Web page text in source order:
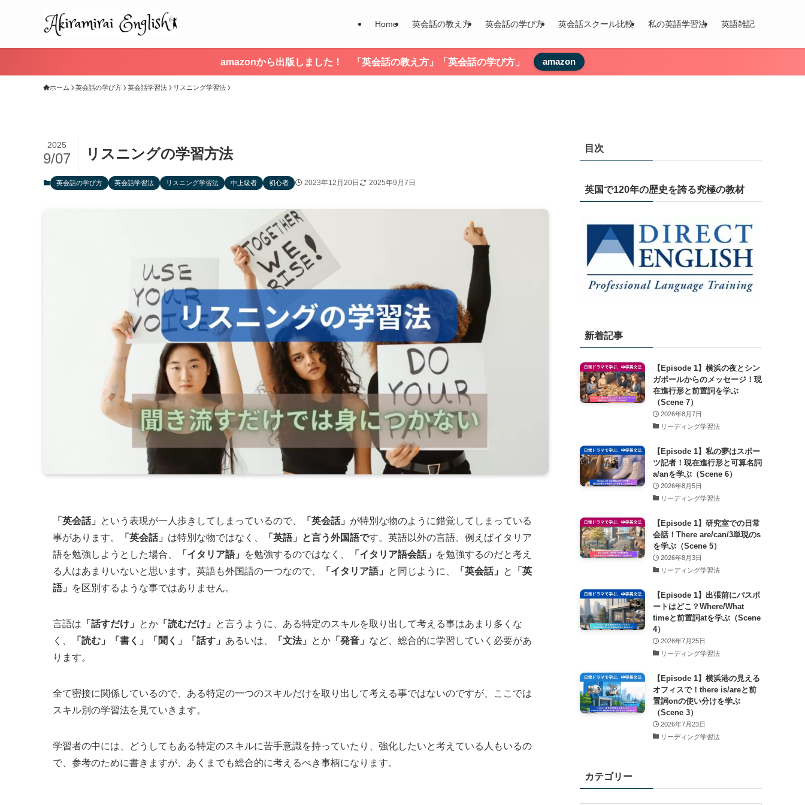
Home 英会話の教え方 英会話の学び方 英会話スクール比較 私の英語学習法 英語雑記
amazonから出版しました！ 「英会話の教え方」「英会話の学び方」 amazon
ホーム 英会話の学び方 英会話学習法 リスニング学習法
リスニングの学習方法
2025
9/07
英会話の学び方 英会話学習法 リスニング学習法 中上級者 初心者 2023年12月20日 2025年9月7日
「英会話」 という表現が一人歩きしてしまっているので、 「英会話」 が特別な物のように錯覚してしまっている
事があります。
「英会話」 は特別な物ではなく、 「英語」と言う外国語です。英語以外の言語、例えばイタリア
語を勉強しようとした場合、
「イタリア語」 を勉強するのではなく、 「イタリア語会話」
を勉強するのだと考え
る人はあまりいないと思います。英語も外国語の一つなので、
「イタリア語」 と同じように、 「英会話」 と
「英
語」
を区別するような事ではありません。
言語は 「話すだけ」 とか 「読むだけ」
と言うように、ある特定のスキルを取り出して考える事はあまり多くな
く、
「読む」「書く」「聞く」「話す」 あるいは、 「文法」 とか 「発音」 など、総合的に学習していく必要があ
ります。
全て密接に関係しているので、ある特定の一つのスキルだけを取り出して考える事ではないのですが、ここでは
スキル別の学習法を見ていきます。
学習者の中には、どうしてもある特定のスキルに苦手意識を持っていたり、強化したいと考えている人もいるの
で、参考のために書きますが、あくまでも総合的に考えるべき事柄になります。
目次
英国で120年の歴史を誇る究極の教材
新着記事
【Episode 1】横浜の夜とシン
ガポールからのメッセージ！現
在進行形と前置詞を学ぶ
（Scene 7）
2026年8月7日
リーディング学習法
【Episode 1】私の夢はスポー
ツ記者！現在進行形と可算名詞
a/anを学ぶ（Scene 6）
2026年8月5日
リーディング学習法
【Episode 1】研究室での日常
会話！There are/can/3単現のs
を学ぶ（Scene 5）
2026年8月3日
リーディング学習法
【Episode 1】出張前にパスポ
ートはどこ？Where/What
timeと前置詞atを学ぶ（Scene
4）
2026年7月25日
リーディング学習法
【Episode 1】横浜港の見える
オフィスで！there is/areと前
置詞onの使い分けを学ぶ
（Scene 3）
2026年7月23日
リーディング学習法
カテゴリー